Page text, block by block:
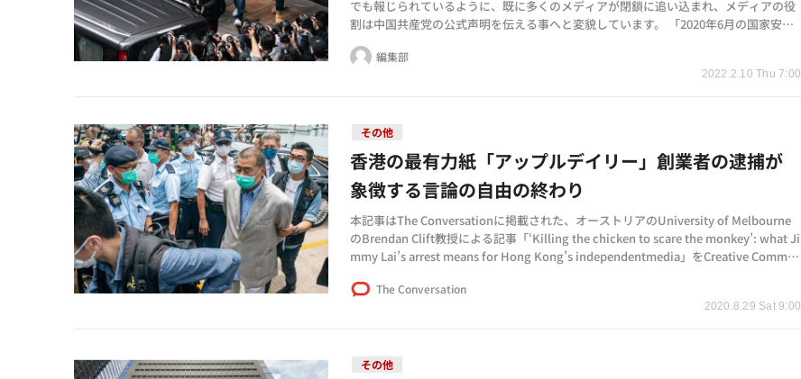
2022.2.10 Thu 7:00
でも報じられているように、既に多くのメディアが閉鎖に追い込まれ、メディアの役
割は中国共産党の公式声明を伝える事へと変貌しています。 「2020年6月の国家安全
基本法の制定以来、当局…
編集部
その他
2020.8.29 Sat 9:00
香港の最有力紙「アップルデイリー」創業者の逮捕が
象徴する言論の自由の終わり
本記事はThe Conversationに掲載された、オーストリアのUniversity of Melbourne
のBrendan Clift教授による記事「‘Killing the chicken to scare the monkey’: what Ji
mmy Lai’s arrest means for Hong Kong’s independentmedia」をCreative Commo
The Conversation
その他